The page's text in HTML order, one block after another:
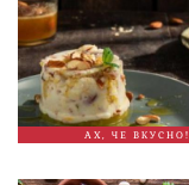
АХ, ЧЕ ВКУСНО!